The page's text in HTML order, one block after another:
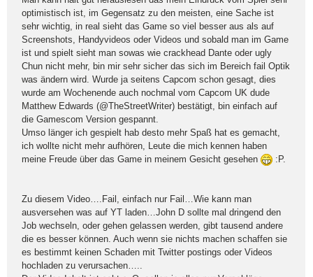
optimistisch ist, im Gegensatz zu den meisten, eine Sache ist
sehr wichtig, in real sieht das Game so viel besser aus als auf
Screenshots, Handyvideos oder Videos und sobald man im Game
ist und spielt sieht man sowas wie crackhead Dante oder ugly
Chun nicht mehr, bin mir sehr sicher das sich im Bereich fail Optik
was ändern wird. Wurde ja seitens Capcom schon gesagt, dies
wurde am Wochenende auch nochmal vom Capcom UK dude
Matthew Edwards (@TheStreetWriter) bestätigt, bin einfach auf
die Gamescom Version gespannt.
Umso länger ich gespielt hab desto mehr Spaß hat es gemacht,
ich wollte nicht mehr aufhören, Leute die mich kennen haben
meine Freude über das Game in meinem Gesicht gesehen
:P.
Zu diesem Video….Fail, einfach nur Fail…Wie kann man
ausversehen was auf YT laden…John D sollte mal dringend den
Job wechseln, oder gehen gelassen werden, gibt tausend andere
die es besser können. Auch wenn sie nichts machen schaffen sie
es bestimmt keinen Schaden mit Twitter postings oder Videos
hochladen zu verursachen…..